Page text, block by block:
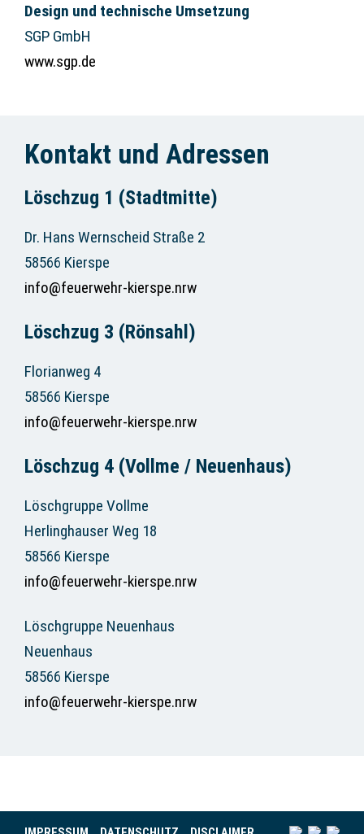
Design und technische Umsetzung
SGP GmbH
www.sgp.de
Kontakt und Adressen
Löschzug 1 (Stadtmitte)
Dr. Hans Wernscheid Straße 2
58566 Kierspe
info@feuerwehr-kierspe.nrw
Löschzug 3 (Rönsahl)
Florianweg 4
58566 Kierspe
info@feuerwehr-kierspe.nrw
Löschzug 4 (Vollme / Neuenhaus)
Löschgruppe Vollme
Herlinghauser Weg 18
58566 Kierspe
info@feuerwehr-kierspe.nrw
Löschgruppe Neuenhaus
Neuenhaus
58566 Kierspe
info@feuerwehr-kierspe.nrw